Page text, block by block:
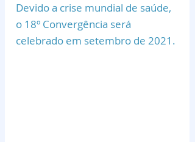
Devido a crise mundial de saúde,
o 18º Convergência será
celebrado em setembro de 2021.